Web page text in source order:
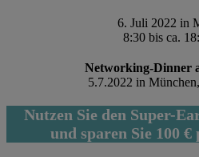
6. Juli 2022 in
8:30 bis ca.
Networking-Dinner
5.7.2022 in
Nutzen Sie den Super-
und sparen Sie 100